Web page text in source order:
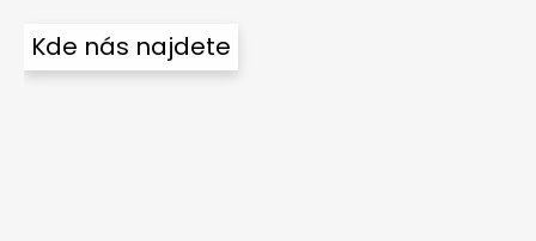
Kde nás najdete